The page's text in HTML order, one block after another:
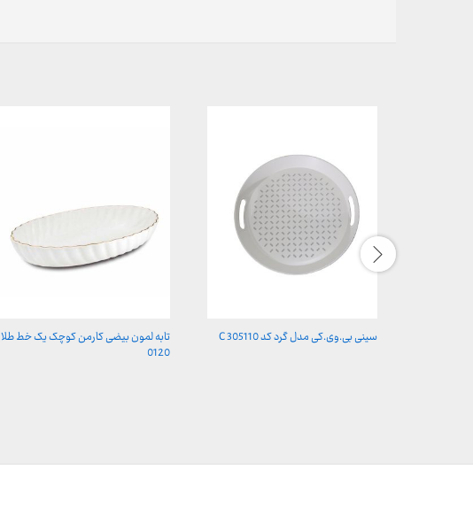
سینی بی.وی.کی مدل گرد کد C 305110
تابه لمون بیضی کارمن کوچک یک خط طلا
0120